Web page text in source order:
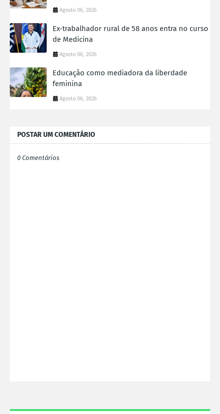
Agosto 06, 2026
Ex-trabalhador rural de 58 anos entra no curso
de Medicina
Agosto 06, 2026
Educação como mediadora da liberdade
feminina
Agosto 06, 2026
POSTAR UM COMENTÁRIO
0 Comentários